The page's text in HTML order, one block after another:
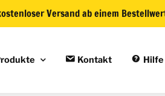
Versand ab einem
Kontakt Hilfe